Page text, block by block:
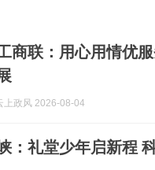
商联：用心用情优
上政风 2026-08-04
：礼堂少年启新程